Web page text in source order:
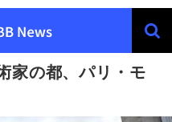
家の都、パリ・モ